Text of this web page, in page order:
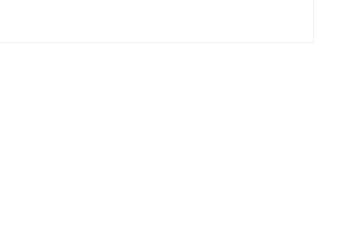
la imaginación? Ingrese al reino de los monitores con